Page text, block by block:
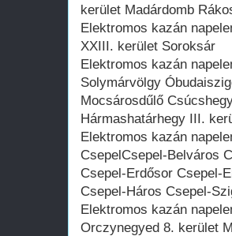
kerület Madárdomb
Elektromos kazán
XXIII. kerület Soroksár
Elektromos kazán
Solymárvölgy
Mocsárosdűlő
Hármashatárhegy III.
Elektromos kazán
CsepelCsepel-Belváros
Csepel-Erdősor Csepel-
Csepel-Háros Csepel-
Elektromos kazán
Orczynegyed 8. kerület